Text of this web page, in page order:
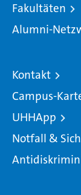
Fakultäten
Alumni-
Kontakt
Campus-
UHHApp
Notfall &